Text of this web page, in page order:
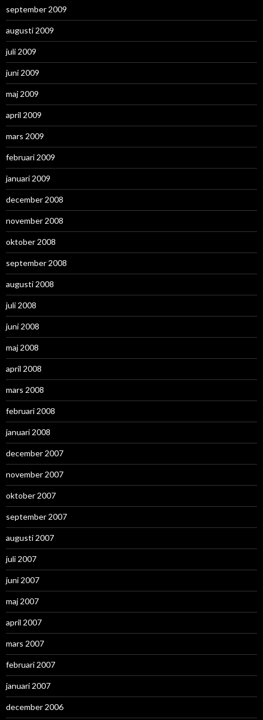
september 2009
augusti 2009
juli 2009
juni 2009
maj 2009
april 2009
mars 2009
februari 2009
januari 2009
december 2008
november 2008
oktober 2008
september 2008
augusti 2008
juli 2008
juni 2008
maj 2008
april 2008
mars 2008
februari 2008
januari 2008
december 2007
november 2007
oktober 2007
september 2007
augusti 2007
juli 2007
juni 2007
maj 2007
april 2007
mars 2007
februari 2007
januari 2007
december 2006